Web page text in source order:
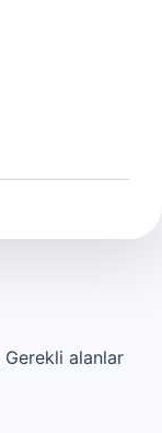
Gerekli alanlar